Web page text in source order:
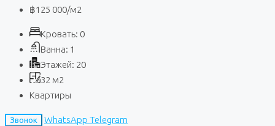
฿125 000/м2
Кровать: 0
Ванна: 1
Этажей: 20
32 м2
Квартиры
Звонок WhatsApp Telegram